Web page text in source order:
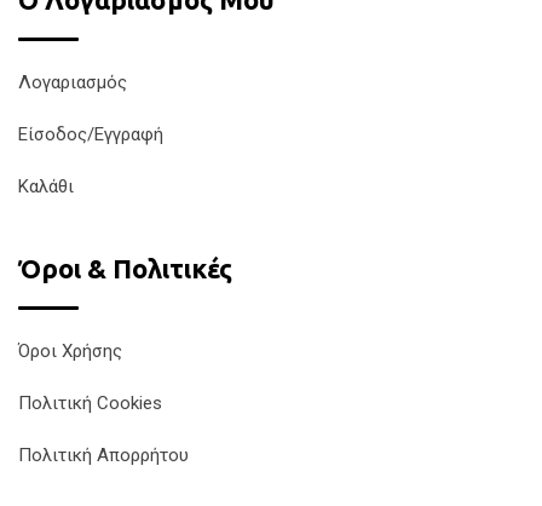
Λογαριασμός
Είσοδος/Εγγραφή
Καλάθι
Όροι & Πολιτικές
Όροι Χρήσης
Πολιτική Cookies
Πολιτική Απορρήτου